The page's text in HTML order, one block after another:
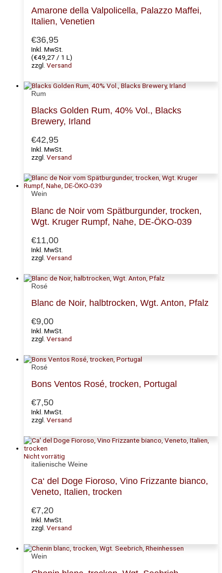
Amarone della Valpolicella, Palazzo Maffei,
Italien, Venetien
€36,95
Inkl. MwSt.
(€49,27 / 1 L)
zzgl. Versand
Rum
Blacks Golden Rum, 40% Vol., Blacks
Brewery, Irland
€42,95
Inkl. MwSt.
zzgl. Versand
Wein
Blanc de Noir vom Spätburgunder, trocken,
Wgt. Kruger Rumpf, Nahe, DE-ÖKO-039
€11,00
Inkl. MwSt.
zzgl. Versand
Rosé
Blanc de Noir, halbtrocken, Wgt. Anton, Pfalz
€9,00
Inkl. MwSt.
zzgl. Versand
Rosé
Bons Ventos Rosé, trocken, Portugal
€7,50
Inkl. MwSt.
zzgl. Versand
Nicht vorrätig
italienische Weine
Ca‘ del Doge Fioroso, Vino Frizzante bianco,
Veneto, Italien, trocken
€7,20
Inkl. MwSt.
zzgl. Versand
Wein